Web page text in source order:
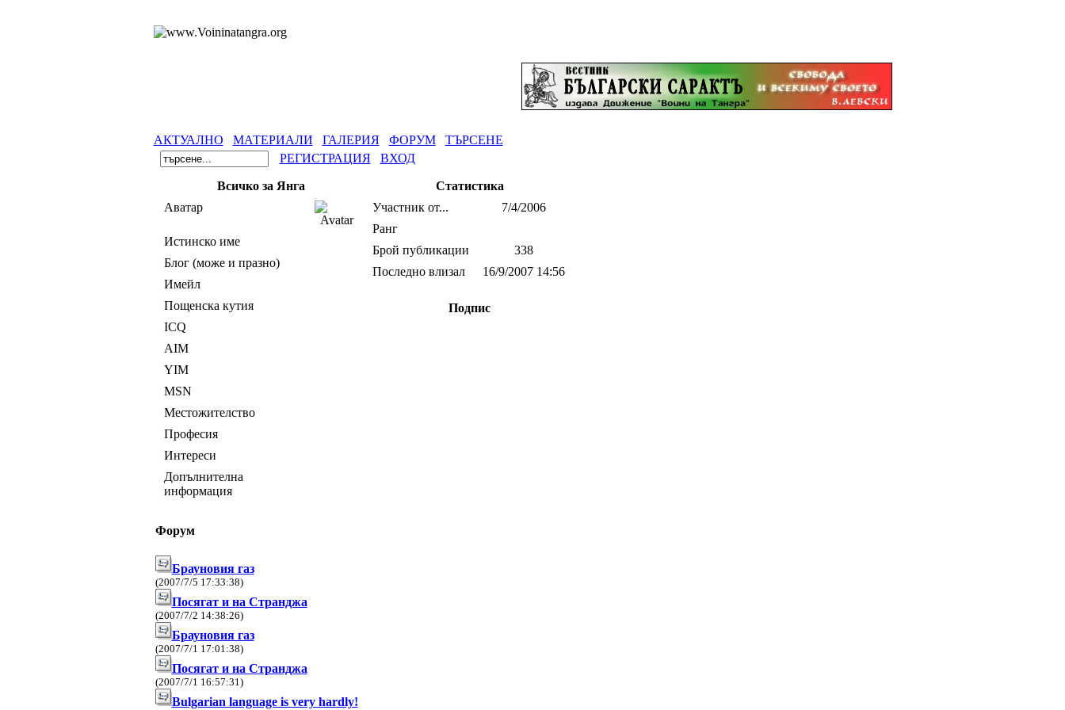
АКТУАЛНО МАТЕРИАЛИ ГАЛЕРИЯ ФОРУМ
ТЪРСЕНЕ
РЕГИСТРАЦИЯ
ВХОД
Всичко за Янга
Аватар
Истинско име
Блог (може и празно)
Имейл
Пощенска кутия
ICQ
AIM
YIM
MSN
Местожителство
Професия
Интереси
Допълнителна
информация
Статистика
Участник от...
7/4/2006
Ранг
Брой публикации
338
Последно влизал
16/9/2007 14:56
Подпис
Форум
Брауновия газ
(2007/7/5 17:33:38)
Посягат и на Странджа
(2007/7/2 14:38:26)
Брауновия газ
(2007/7/1 17:01:38)
Посягат и на Странджа
(2007/7/1 16:57:31)
Bulgarian language is very hardly!